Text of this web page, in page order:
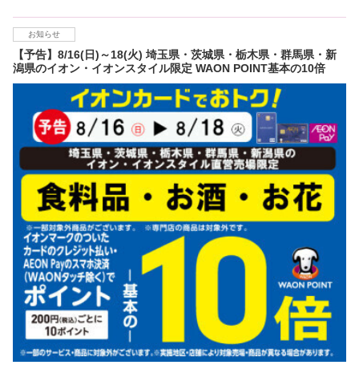
お知らせ
【予告】8/16(日)～18(火) 埼玉県・茨城県・栃木県・群馬県・新
潟県のイオン・イオンスタイル限定 WAON POINT基本の10倍